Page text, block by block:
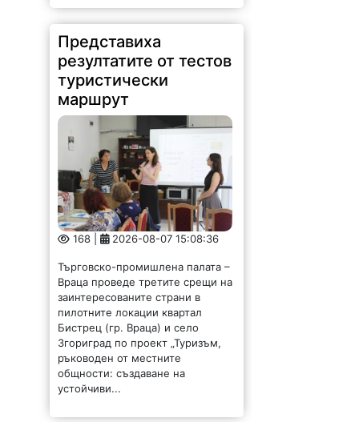
Представиха
резултатите от тестов
туристически
маршрут
168 | 2026-08-07 15:08:36
Враца проведе третите срещи на
заинтересованите страни в
пилотните локации квартал
Бистрец (гр. Враца) и село
Згориград по проект „Туризъм,
ръководен от местните
общности: създаване на
устойчиви...